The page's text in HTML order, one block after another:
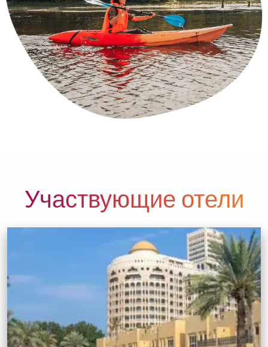
Участвующие отели